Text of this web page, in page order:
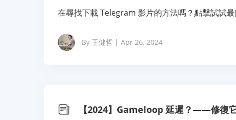
在尋找下載 Telegram 影片的方法嗎？點擊試試
By 王健哲 | Apr 26, 2024
【2024】Gameloop 延遲？——修復